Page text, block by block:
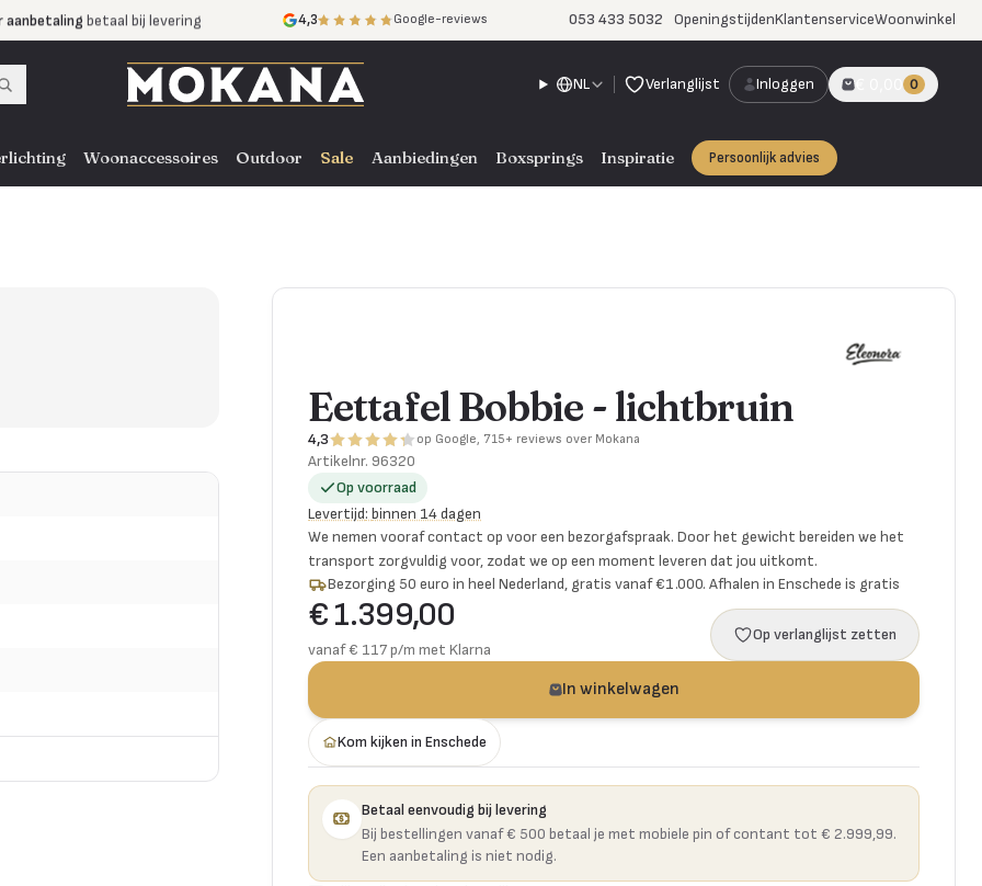
aanbetaling betaal bij levering
door heel NL, BE en DE
4,3 Google-reviews 053 433 5032 OpeningstijdenKlantenserviceWoonwinkel
NL Verlanglijst Inloggen € 0,00 0
Woonaccessoires Outdoor Sale Aanbiedingen Boxsprings Inspiratie Persoonlijk advies
Eettafel Bobbie - lichtbruin
4,3 op Google, 715+ reviews over Mokana
Artikelnr. 96320
Op voorraad
Levertijd: binnen 14 dagen
We nemen vooraf contact op voor een bezorgafspraak. Door het gewicht bereiden we het
transport zorgvuldig voor, zodat we op een moment leveren dat jou uitkomt.
Bezorging 50 euro in heel Nederland, gratis vanaf €1.000. Afhalen in Enschede is gratis
€ 1.399,00
vanaf € 117 p/m met Klarna
Op verlanglijst zetten
In winkelwagen
Kom kijken in Enschede
Betaal eenvoudig bij levering
Bij bestellingen vanaf € 500 betaal je met mobiele pin of contant tot € 2.999,99.
Een aanbetaling is niet nodig.